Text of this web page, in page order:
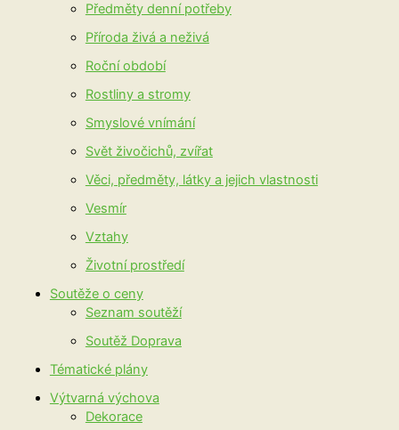
Předměty denní potřeby
Příroda živá a neživá
Roční období
Rostliny a stromy
Smyslové vnímání
Svět živočichů, zvířat
Věci, předměty, látky a jejich vlastnosti
Vesmír
Vztahy
Životní prostředí
Soutěže o ceny
Seznam soutěží
Soutěž Doprava
Tématické plány
Výtvarná výchova
Dekorace